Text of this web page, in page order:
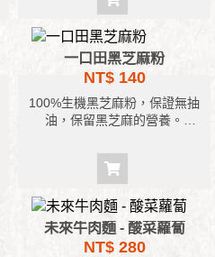
一口田黑芝麻粉
NT$ 140
100%生機黑芝麻粉，保證無抽
油，保留黑芝麻的營養。
未來牛肉麵 - 酸菜蘿蔔
NT$ 280